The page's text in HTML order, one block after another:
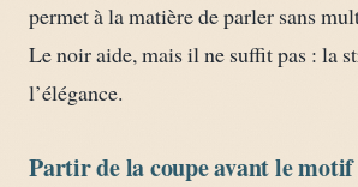
permet à la matière de parler sans
Le noir aide, mais il ne suffit pas : la
l’élégance.
Partir de la coupe avant le motif